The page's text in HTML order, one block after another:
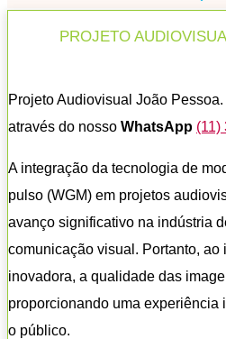
PROJETO
Projeto Audiovisual João
através do nosso WhatsApp (11)
A integração da tecnologia de
pulso (WGM) em projetos
avanço significativo na indústria
comunicação visual. Portanto, ao
inovadora, a qualidade das
proporcionando uma experiência
o público.